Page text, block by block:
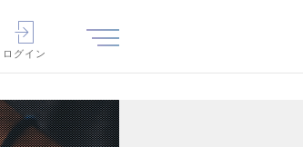
ログイン